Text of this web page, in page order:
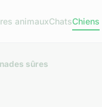
animauxChatsChiens
sûres